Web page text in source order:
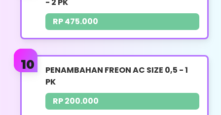
Pemasangan Indoor
Pemasangan Outdoor
Pemasangan Breaket
Pengkonekan Pipa AC
RP 475.000
PENAMBAHAN FREON AC SIZE 0,5 - 1
PK
RP 200.000